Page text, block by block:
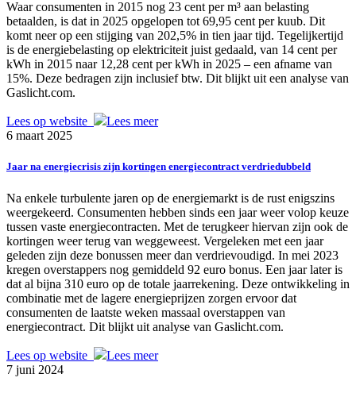
Waar consumenten in 2015 nog 23 cent per m³ aan belasting
betaalden, is dat in 2025 opgelopen tot 69,95 cent per kuub. Dit
komt neer op een stijging van 202,5% in tien jaar tijd. Tegelijkertijd
is de energiebelasting op elektriciteit juist gedaald, van 14 cent per
kWh in 2015 naar 12,28 cent per kWh in 2025 – een afname van
15%. Deze bedragen zijn inclusief btw. Dit blijkt uit een analyse van
Gaslicht.com.
Lees op website
Lees meer
6 maart 2025
Jaar na energiecrisis zijn kortingen energiecontract verdriedubbeld
Na enkele turbulente jaren op de energiemarkt is de rust enigszins
weergekeerd. Consumenten hebben sinds een jaar weer volop keuze
tussen vaste energiecontracten. Met de terugkeer hiervan zijn ook de
kortingen weer terug van weggeweest. Vergeleken met een jaar
geleden zijn deze bonussen meer dan verdrievoudigd. In mei 2023
kregen overstappers nog gemiddeld 92 euro bonus. Een jaar later is
dat al bijna 310 euro op de totale jaarrekening. Deze ontwikkeling in
combinatie met de lagere energieprijzen zorgen ervoor dat
consumenten de laatste weken massaal overstappen van
energiecontract. Dit blijkt uit analyse van Gaslicht.com.
Lees op website
Lees meer
7 juni 2024